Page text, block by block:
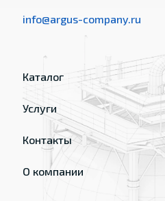
info@argus-company.ru
Каталог
Услуги
Контакты
О компании